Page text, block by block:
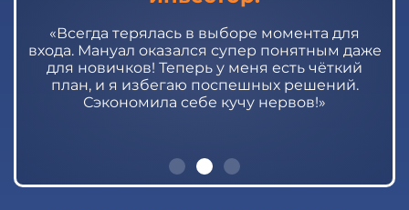
«Всегда терялась в выборе момента для
входа. Мануал оказался супер понятным даже
для новичков! Теперь у меня есть чёткий
план, и я избегаю поспешных решений.
Сэкономила себе кучу нервов!»